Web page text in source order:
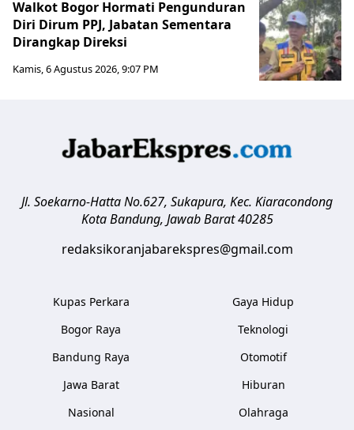
Walkot Bogor Hormati Pengunduran
Diri Dirum PPJ, Jabatan Sementara
Dirangkap Direksi
Kamis, 6 Agustus 2026, 9:07 PM
Jl. Soekarno-Hatta No.627, Sukapura, Kec. Kiaracondong
Kota Bandung, Jawab Barat 40285
redaksikoranjabarekspres@gmail.com
Kupas Perkara
Bogor Raya
Bandung Raya
Jawa Barat
Nasional
Gaya Hidup
Teknologi
Otomotif
Hiburan
Olahraga